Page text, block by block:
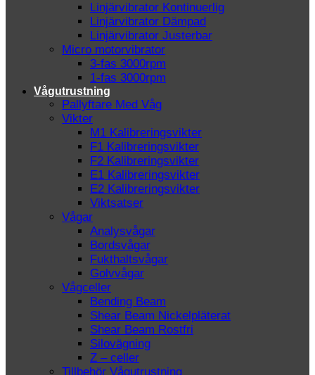
Linjärvibrator Kontinuerlig
Linjärvibrator Dämpad
Linjärvibrator Justerbar
Micro motorvibrator
3-fas 3000rpm
1-fas 3000rpm
Vågutrustning
Pallyftare Med Våg
Vikter
M1 Kalibreringsvikter
F1 Kalibreringsvikter
F2 Kalibreringsvikter
E1 Kalibreringsvikter
E2 Kalibreringsvikter
Viktsatser
Vågar
Analysvågar
Bordsvågar
Fukthaltsvågar
Golvvågar
Vågceller
Bending Beam
Shear Beam Nickelpläterat
Shear Beam Rostfri
Silovägning
Z – celler
Tillbehör Vågutrustning